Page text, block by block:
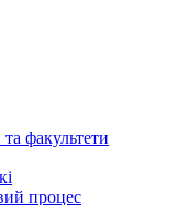
факультети
процес